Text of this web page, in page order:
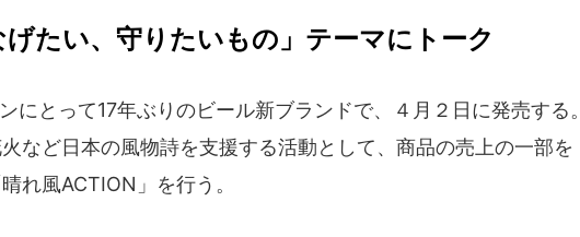
げたい、守りたいもの」テーマにトーク
にとって17年ぶりのビール新ブランドで、４月２日に発売する。
など日本の風物詩を支援する活動として、商品の売上の一部を
れ風ACTION」を行う。